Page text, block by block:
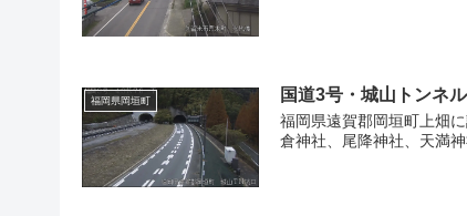
福岡県岡垣町 国道3号・城山トンネ
福岡県遠賀郡岡垣町上畑
倉神社、尾降神社、天満